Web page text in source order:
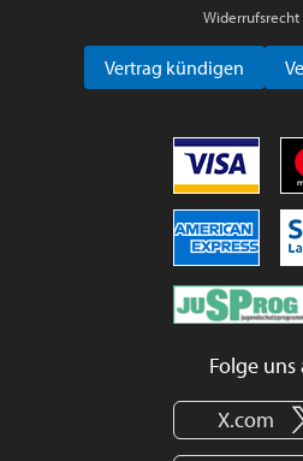
Widerrufsrecht
Vertrag kündigen
Folge uns
X.com